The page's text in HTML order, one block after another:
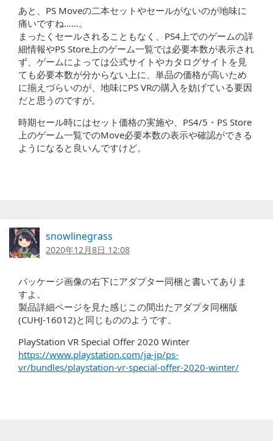
あと、PS Moveの二本セットやセールがないのが地味に
痛いですね……。
まったくセールされることもなく、PS4上でのゲームの詳
細情報やPS Store上のゲーム一覧では必要本数が表示され
ず、ゲームによっては公式サイトやカタログサイトを見
ても必要本数が分からない上に、単品の価格が高いため
に揃えづらいのが、地味にPS VRの購入を妨げている要因
だと思うのですが。
時期セール時にはセット価格の実施や、PS4/5・PS Store
上のゲーム一覧でのMove必要本数の表示や確認ができる
ようになると良いんですけど。
snowlinegrass
2020年12月8日 12:08
パッケージ画像の右下にアダプター同梱と書いてありま
すよ。
製品詳細ページを見た感じこの間出たアダプタ同梱版
(CUHJ-16012)と同じもののようです。
PlayStation VR Special Offer 2020 Winter
https://www.playstation.com/ja-jp/ps-
vr/bundles/playstation-vr-special-offer-2020-winter/